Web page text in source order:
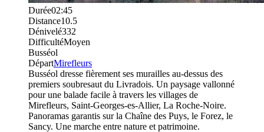
Durée02:45
Distance10.5
Dénivelé332
DifficultéMoyen
Busséol
DépartMirefleurs
Busséol dresse fièrement ses murailles au-dessus des
premiers soubresaut du Livradois. Un paysage vallonné
pour une balade facile à travers les villages de
Mirefleurs, Saint-Georges-es-Allier, La Roche-Noire.
Panoramas garantis sur la Chaîne des Puys, le Forez, le
Sancy. Une marche entre nature et patrimoine.